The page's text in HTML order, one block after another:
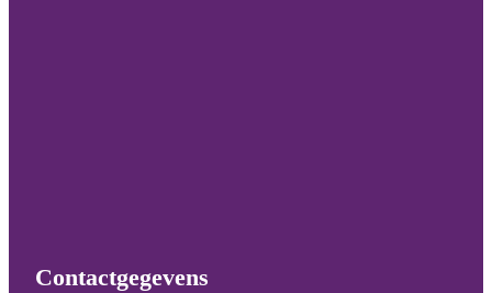
Contactgegevens